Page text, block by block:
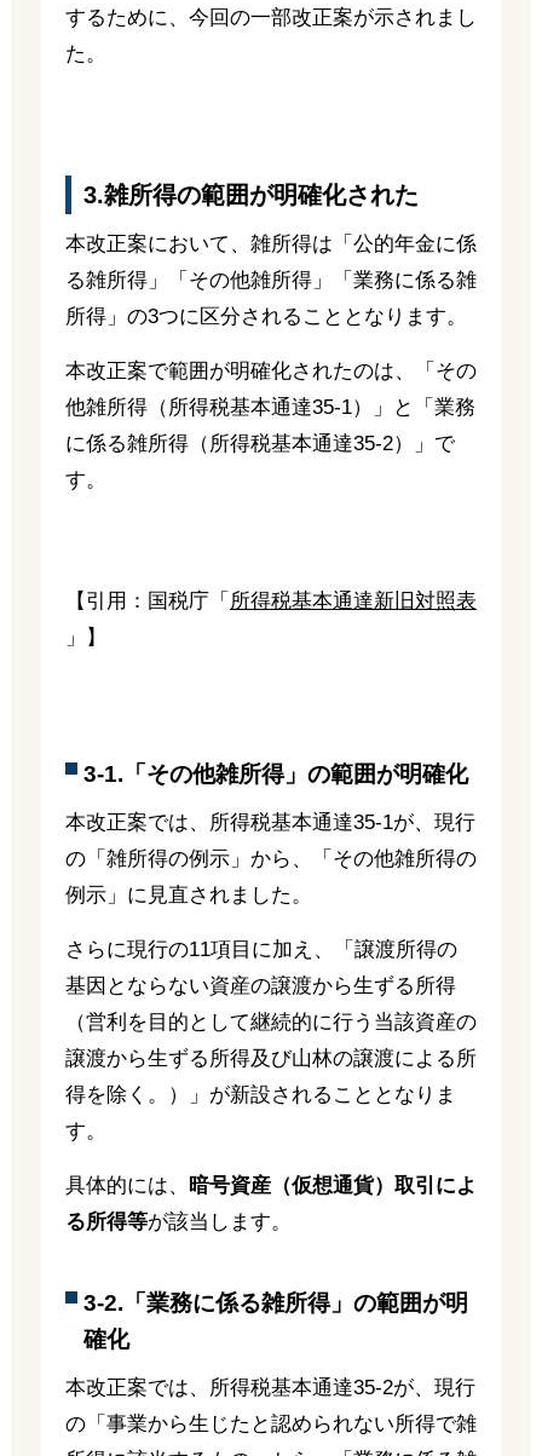
するために、今回の一部改正案が示されまし
た。
3.雑所得の範囲が明確化された
本改正案において、雑所得は「公的年金に係
る雑所得」「その他雑所得」「業務に係る雑
所得」の3つに区分されることとなります。
本改正案で範囲が明確化されたのは、「その
他雑所得（所得税基本通達35-1）」と「業務
に係る雑所得（所得税基本通達35-2）」で
す。
【引用：国税庁「 所得税基本通達新旧対照表
」】
3-1.「その他雑所得」の範囲が明確化
本改正案では、所得税基本通達35-1が、現行
の「雑所得の例示」から、「その他雑所得の
例示」に見直されました。
さらに現行の11項目に加え、「譲渡所得の
基因とならない資産の譲渡から生ずる所得
（営利を目的として継続的に行う当該資産の
譲渡から生ずる所得及び山林の譲渡による所
得を除く。）」が新設されることとなりま
す。
具体的には、
暗号資産（仮想通貨）取引によ
る所得等が該当します。
3-2.「業務に係る雑所得」の範囲が明
確化
本改正案では、所得税基本通達35-2が、現行
の「事業から生じたと認められない所得で雑